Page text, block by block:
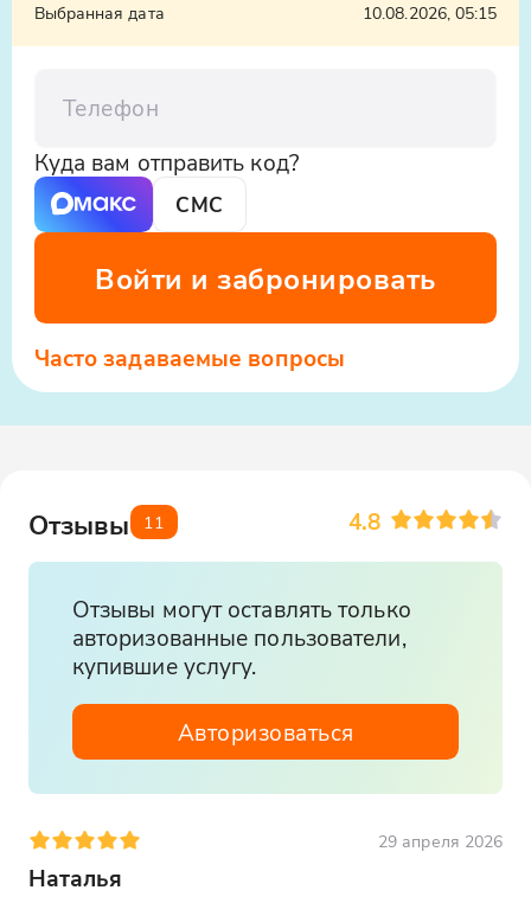
Выбранная дата
10.08.2026, 05:15
Куда вам отправить код?
СМС
Войти и забронировать
Часто задаваемые вопросы
Отзывы 11 4.8
Отзывы могут оставлять только
авторизованные пользователи,
купившие услугу.
Авторизоваться
29 апреля 2026
Наталья